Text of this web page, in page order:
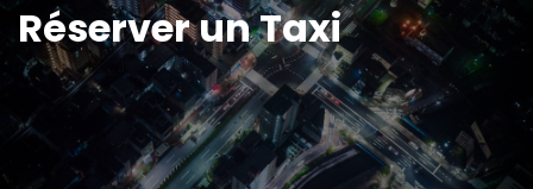
Réserver un Taxi